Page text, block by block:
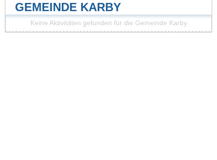
GEMEINDE KARBY
Keine Aktivitäten gefunden für die Gemeinde Karby